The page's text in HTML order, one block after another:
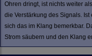
Ohren dringt, ist nichts weiter
die Verstärkung des Signals.
sich das im Klang bemerkbar.
Strom säubern und den Klang